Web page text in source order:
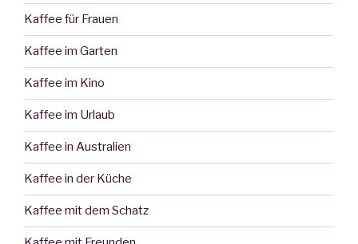
Kaffee für Frauen
Kaffee im Garten
Kaffee im Kino
Kaffee im Urlaub
Kaffee in Australien
Kaffee in der Küche
Kaffee mit dem Schatz